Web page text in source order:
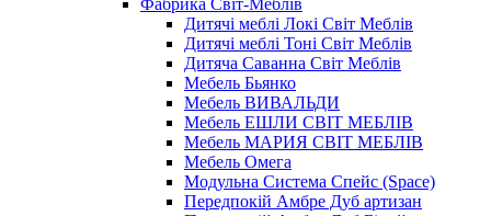
Дитячі меблі Локі Світ Меблів
Дитячі меблі Тоні Світ Меблів
Дитяча Саванна Світ Меблів
Мебель Бьянко
Мебель ВИВАЛЬДИ
Мебель ЕШЛИ СВІТ МЕБЛІВ
Мебель МАРИЯ СВІТ МЕБЛІВ
Мебель Омега
Модульна Cистема Спейс (Space)
Передпокій Амбре Дуб артизан